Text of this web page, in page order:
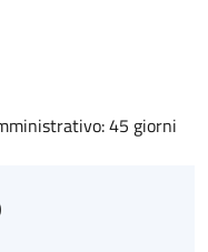
45 giorni